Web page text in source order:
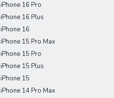
iPhone 16 Pro
iPhone 16 Plus
iPhone 16
iPhone 15 Pro Max
iPhone 15 Pro
iPhone 15 Plus
iPhone 15
iPhone 14 Pro Max